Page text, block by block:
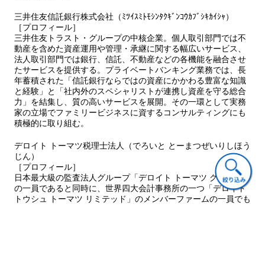
三井住友信託銀行株式会社（ﾐﾂｲｽﾐﾄﾓｼﾝﾀｸｷﾞﾝｺｳｶﾌﾞｼｷｶｲｼｬ）
［プロフィール］
三井住友トラスト・グループの中核企業。個人取引部門では不
動産を含めた資産運用や管理・承継に関する幅広いサービス、
法人取引部門では銀行、信託、不動産などの各機能を融合させ
たサービスを提供する。プライベートバンキング業務では、長
年蓄積された「信託銀行ならではの資産にかかわる豊富な知識
と経験」と「社内外のスペシャリストが連携し資産を守る総合
力」を結集し、質の高いサービスを展開。その一環として実務
家の立場でファミリービジネスに資するコンサルティングにも
積極的に取り組む。
デロイト トーマツ税理士法人（でろいと とーまつぜいりしほう
じん）
［プロフィール］
日本最大級の監査法人グループ「デロイト トーマツ グループ」
の一員であると同時に、世界四大会計事務所の一つ「デロイト
トウシュ トーマツ リミテッド」のメンバーファームの一員でも